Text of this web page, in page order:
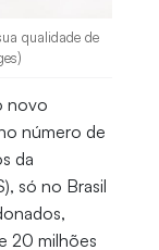
qualidade de
novo
número de
da
só no Brasil
20 milhões